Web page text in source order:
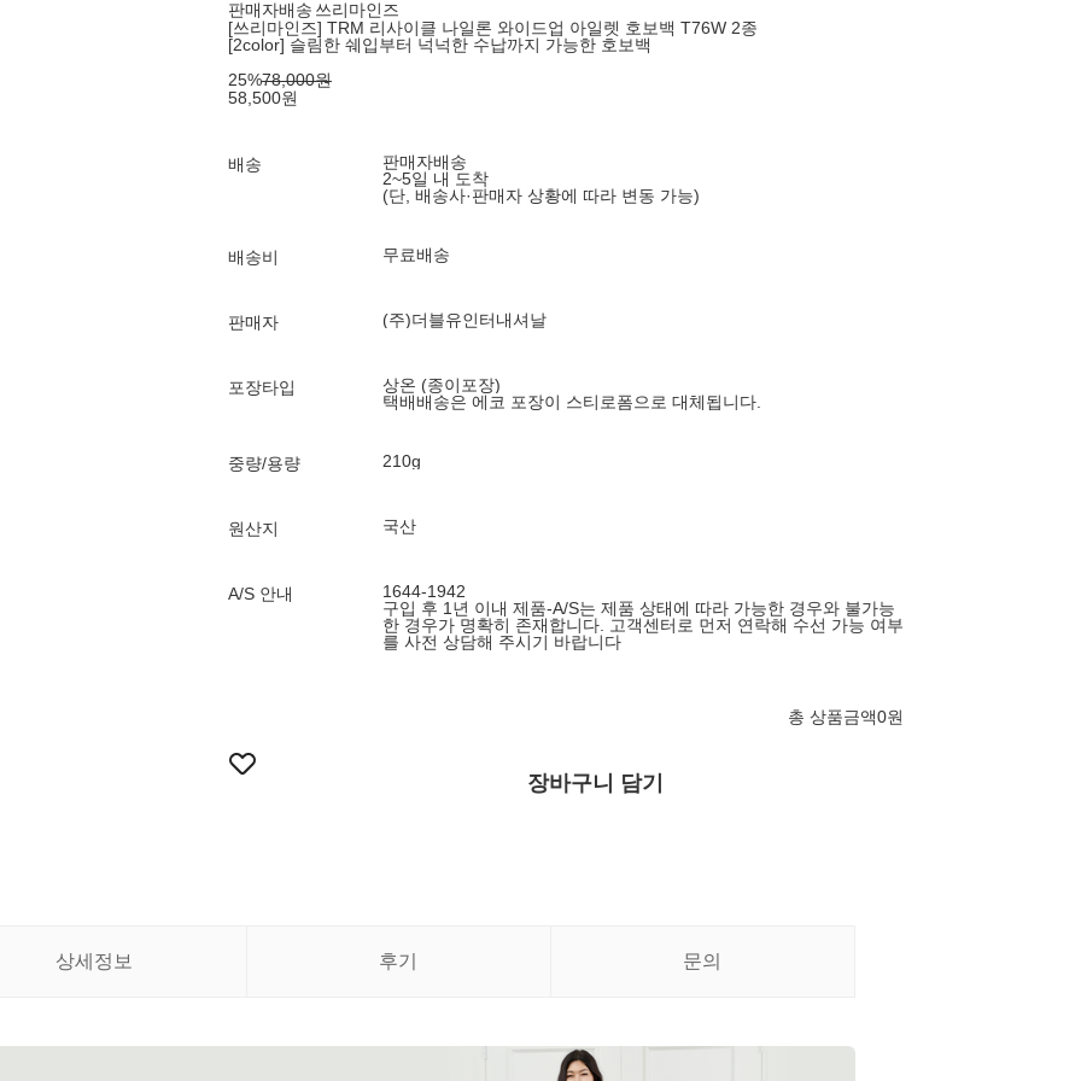
판매자배송 쓰리마인즈
[쓰리마인즈] TRM 리사이클 나일론 와이드업 아일렛 호보백 T76W 2종
[2color] 슬림한 쉐입부터 넉넉한 수납까지 가능한 호보백
25%78,000원
58,500원
배송
판매자배송
2~5일 내 도착
(단, 배송사·판매자 상황에 따라 변동 가능)
배송비 무료배송
판매자 (주)더블유인터내셔날
포장타입
상온 (종이포장)
택배배송은 에코 포장이 스티로폼으로 대체됩니다.
중량/용량 210g
원산지 국산
A/S 안내
1644-1942
구입 후 1년 이내 제품-A/S는 제품 상태에 따라 가능한 경우와 불가능
한 경우가 명확히 존재합니다. 고객센터로 먼저 연락해 수선 가능 여부
를 사전 상담해 주시기 바랍니다
총 상품금액0원
장바구니 담기
상세정보 후기 문의